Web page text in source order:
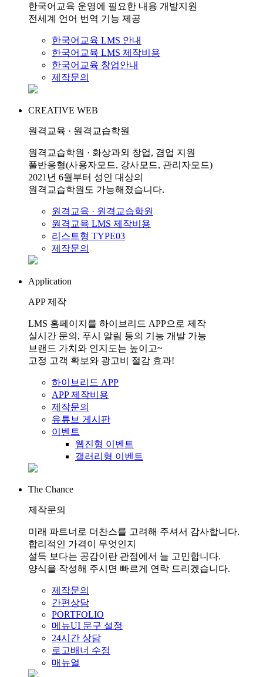
한국어교육 운영에 필요한 내용 개발지원
전세계 언어 번역 기능 제공
한국어교육 LMS 안내
한국어교육 LMS 제작비용
한국어교육 창업안내
제작문의
CREATIVE WEB
원격교육 · 원격교습학원
원격교습학원 · 화상과외 창업, 겸업 지원
풀반응형(사용자모드, 강사모드, 관리자모드)
2021년 6월부터 성인 대상의
원격교습학원도 가능해졌습니다.
원격교육 · 원격교습학원
원격교육 LMS 제작비용
리스트형 TYPE03
제작문의
Application
APP 제작
LMS 홈페이지를 하이브리드 APP으로 제작
실시간 문의, 푸시 알림 등의 기능 개발 가능
브랜드 가치와 인지도는 높이고~
고정 고객 확보와 광고비 절감 효과!
하이브리드 APP
APP 제작비용
제작문의
유튜브 게시판
이벤트
웹진형 이벤트
갤러리형 이벤트
The Chance
제작문의
미래 파트너로 더찬스를 고려해 주셔서 감사합니다.
합리적인 가격이 무엇인지
설득 보다는 공감이란 관점에서 늘 고민합니다.
양식을 작성해 주시면 빠르게 연락 드리겠습니다.
제작문의
간편상담
PORTFOLIO
메뉴UI 문구 설정
24시간 상담
로고배너 수정
매뉴얼